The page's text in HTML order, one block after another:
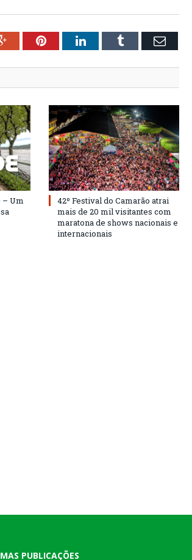
Google+PinterestLinkedInTumblr Email
– Um
42º Festival do Camarão atrai
mais de 20 mil visitantes com
maratona de shows nacionais e
internacionais
PUBLICAÇÕES